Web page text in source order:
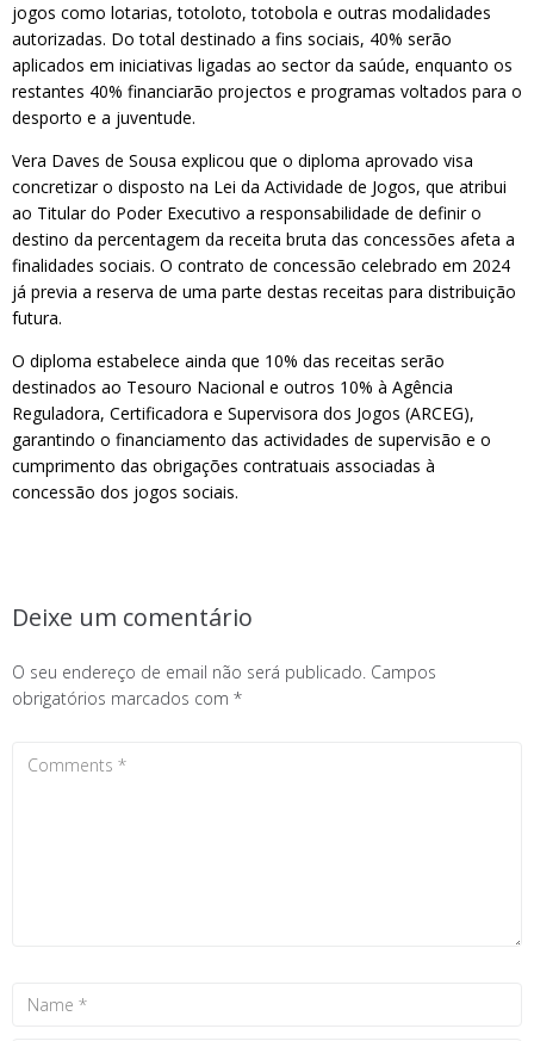
jogos como lotarias, totoloto, totobola e outras modalidades
autorizadas. Do total destinado a fins sociais, 40% serão
aplicados em iniciativas ligadas ao sector da saúde, enquanto os
restantes 40% financiarão projectos e programas voltados para o
desporto e a juventude.
Vera Daves de Sousa explicou que o diploma aprovado visa
concretizar o disposto na Lei da Actividade de Jogos, que atribui
ao Titular do Poder Executivo a responsabilidade de definir o
destino da percentagem da receita bruta das concessões afeta a
finalidades sociais. O contrato de concessão celebrado em 2024
já previa a reserva de uma parte destas receitas para distribuição
futura.
O diploma estabelece ainda que 10% das receitas serão
destinados ao Tesouro Nacional e outros 10% à Agência
Reguladora, Certificadora e Supervisora dos Jogos (ARCEG),
garantindo o financiamento das actividades de supervisão e o
cumprimento das obrigações contratuais associadas à
concessão dos jogos sociais.
Deixe um comentário
O seu endereço de email não será publicado. Campos
obrigatórios marcados com *